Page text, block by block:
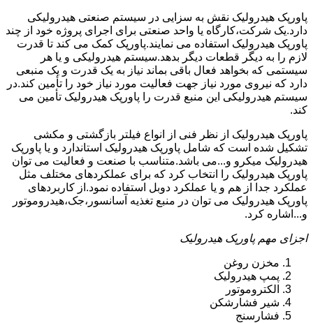
پاورپک هیدرولیک نقش به سزایی در سیستم صنعتی هیدرولیکی
دارد.یک شرکت،کارگاه یا واحد صنعتی برای اجرای پروژه خود از چند
پاورپک هیدرولیک استفاده می نمایند.پاورپک کمک می کند تا قدرت
لازم را به دیگر قطعات دیگر بدهد.سیستم هیدرولیکی و یا هر
سیستمی که بخواهد فعال باقی بماند نیاز به یک قدرت و یک منبعی
دارد که نیروی مورد نیاز جهت فعالیت مورد نیاز خود را تأمین کند.در
سیستم هیدرولیکی این منبع قدرت را پاورپک هیدرولیک تأمین می
کند.
پاورپک هیدرولیک از نظر فنی از انواع فیلتر بازگشتی و مکشی
تشکیل شده است که شامل پاورپک هیدرولیک استاندارد و یا پاورپک
هیدرولیک میکرو و...می باشد.متناسب با صنعت و فعالیت می توان
پاورپک هیدرولیک را انتخاب کرد که برای عملکردهای مختلف مثل
عملکرد جدا از هم و یا عملکرد دوبل استفاده نمود.از کاربردهای
پاورپک هیدرولیک می توان در منبع تغذیه آسانسور،جک،هیدروموتور
و...اشاره کرد.
اجزای مهم پاورپک هیدرولیک
مخزن روغن
پمپ هیدرولیک
الکتروموتور
شیر فشارشکن
فشارسنج